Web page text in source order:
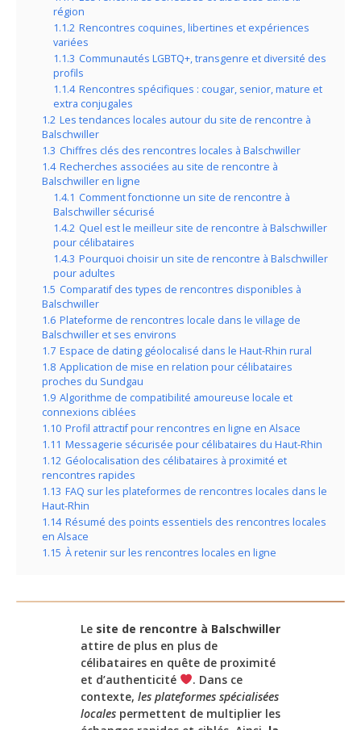
région
1.1.2 Rencontres coquines, libertines et expériences
variées
1.1.3 Communautés LGBTQ+, transgenre et diversité des
profils
1.1.4 Rencontres spécifiques : cougar, senior, mature et
extra conjugales
1.2 Les tendances locales autour du site de rencontre à
Balschwiller
1.3 Chiffres clés des rencontres locales à Balschwiller
1.4 Recherches associées au site de rencontre à
Balschwiller en ligne
1.4.1 Comment fonctionne un site de rencontre à
Balschwiller sécurisé
1.4.2 Quel est le meilleur site de rencontre à Balschwiller
pour célibataires
1.4.3 Pourquoi choisir un site de rencontre à Balschwiller
pour adultes
1.5 Comparatif des types de rencontres disponibles à
Balschwiller
1.6 Plateforme de rencontres locale dans le village de
Balschwiller et ses environs
1.7 Espace de dating géolocalisé dans le Haut-Rhin rural
1.8 Application de mise en relation pour célibataires
proches du Sundgau
1.9 Algorithme de compatibilité amoureuse locale et
connexions ciblées
1.10 Profil attractif pour rencontres en ligne en Alsace
1.11 Messagerie sécurisée pour célibataires du Haut-Rhin
1.12 Géolocalisation des célibataires à proximité et
rencontres rapides
1.13 FAQ sur les plateformes de rencontres locales dans le
Haut-Rhin
1.14 Résumé des points essentiels des rencontres locales
en Alsace
1.15 À retenir sur les rencontres locales en ligne
Le site de rencontre à Balschwiller
attire de plus en plus de
célibataires en quête de proximité
et d’authenticité
. Dans ce
contexte, les plateformes spécialisées
locales permettent de multiplier les